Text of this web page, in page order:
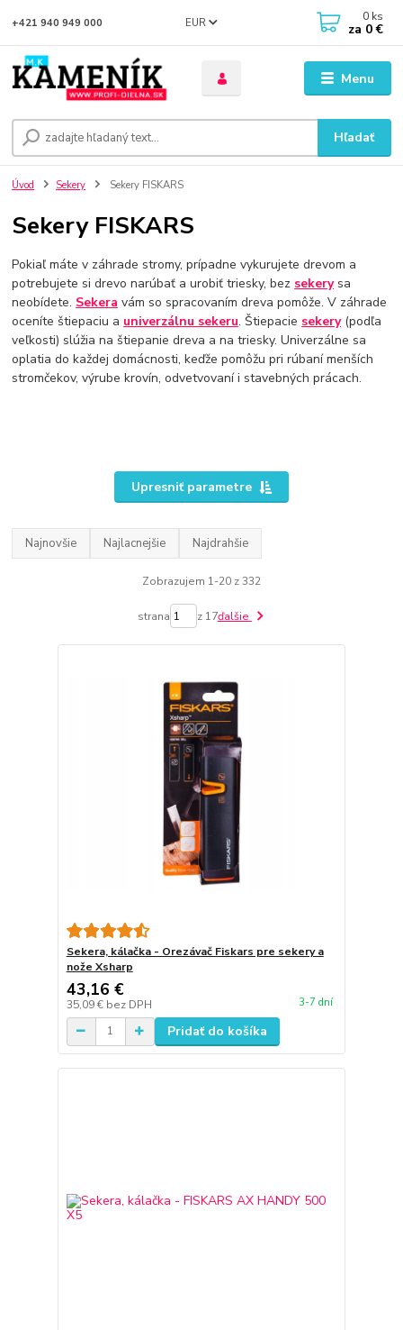
Menu
EUR
Hľadať
+421 940 949 000 0 ks
za 0 €
Úvod Sekery Sekery FISKARS
Sekery FISKARS
Pokiaľ máte v záhrade stromy, prípadne vykurujete drevom a
potrebujete si drevo narúbať a urobiť triesky, bez sekerysa
neobídete. Sekera vám so spracovaním dreva pomôže. V záhrade
oceníte štiepaciu a univerzálnu sekeru. Štiepacie sekery(podľa
veľkosti) slúžia na štiepanie dreva a na triesky. Univerzálne sa
oplatia do každej domácnosti, keďže pomôžu pri rúbaní menších
stromčekov, výrube krovín, odvetvovaní i stavebných prácach.
Upresniť parametre
Najnovšie Najlacnejšie Najdrahšie
Zobrazujem 1-20 z 332
strana z 17ďalšie
Sekera, kálačka - Orezávač Fiskars pre sekery a
nože Xsharp
43,16 €
35,09 € bez DPH 3-7 dní
Pridať do košíka